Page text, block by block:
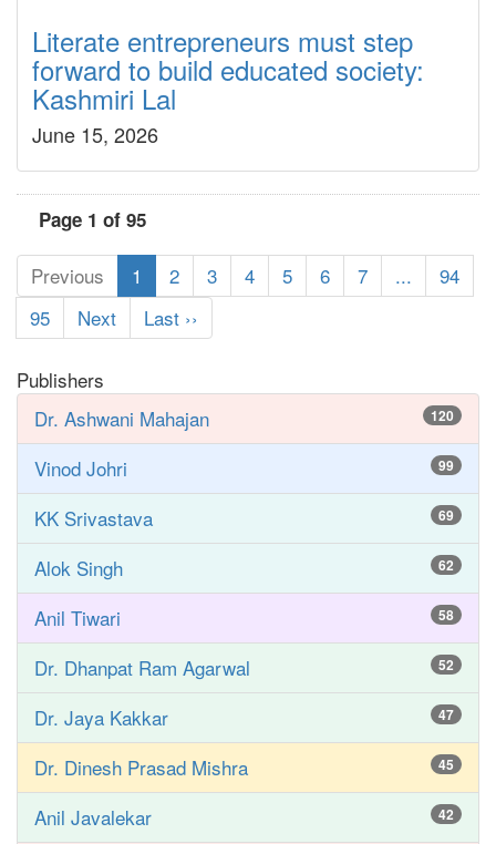
Literate entrepreneurs must step
forward to build educated society:
Kashmiri Lal
June 15, 2026
Page 1 of 95
Previous 1 2 3 4 5 6 7 ...
94
95
Next Last ››
Publishers
Dr. Ashwani Mahajan
120
Vinod Johri 99
KK Srivastava 69
Alok Singh 62
Anil Tiwari 58
Dr. Dhanpat Ram Agarwal 52
Dr. Jaya Kakkar 47
Dr. Dinesh Prasad Mishra 45
Anil Javalekar 42